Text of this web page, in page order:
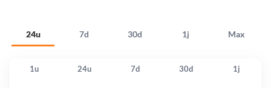
24u 7d 30d 1j Max
1u 24u 7d 30d 1j